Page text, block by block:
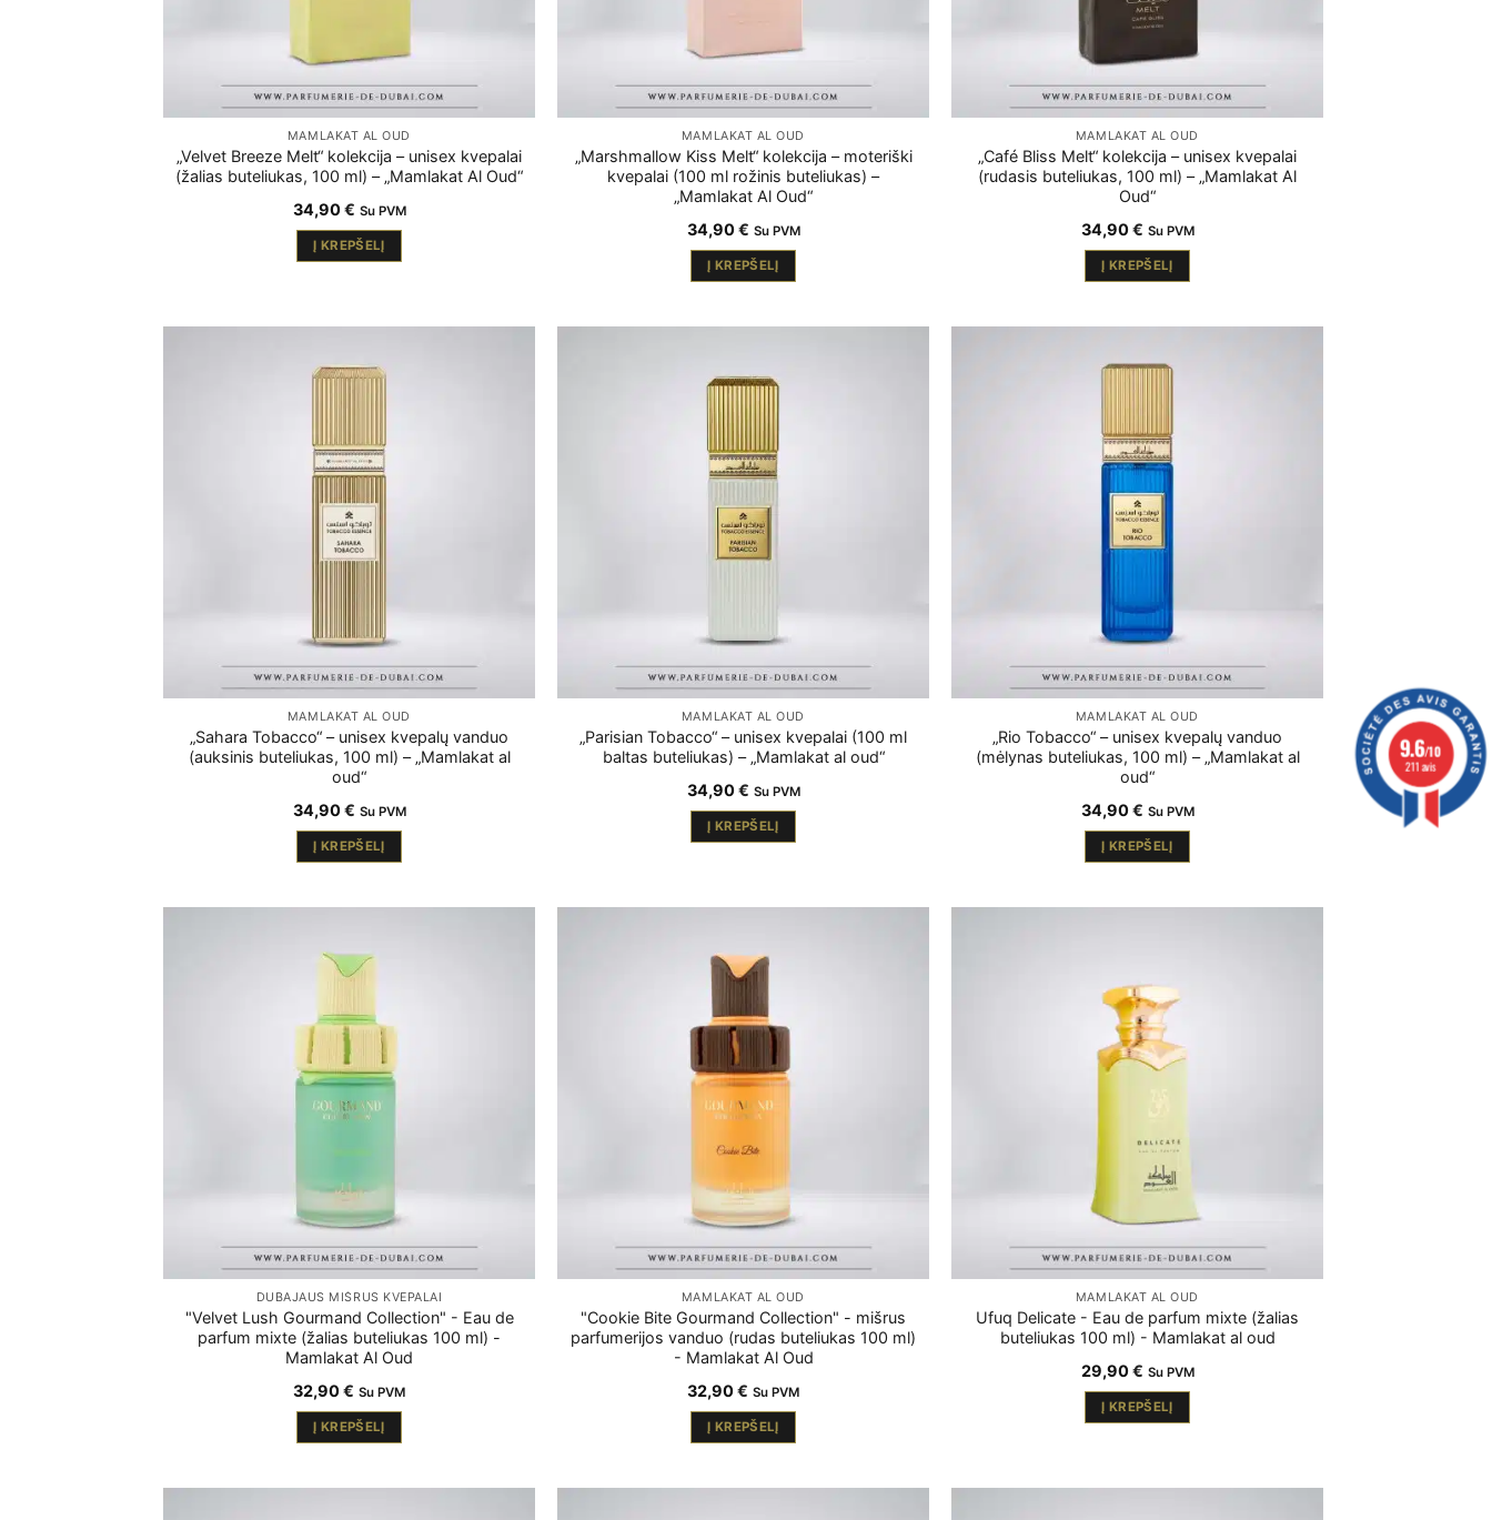
MAMLAKAT AL OUD
„Velvet Breeze Melt“ kolekcija – unisex kvepalai
(žalias buteliukas, 100 ml) – „Mamlakat Al Oud“
34,90€ Su PVM
Į KREPŠELĮ
MAMLAKAT AL OUD
„Marshmallow Kiss Melt“ kolekcija – moteriški
kvepalai (100 ml rožinis buteliukas) –
„Mamlakat Al Oud“
34,90€ Su PVM
Į KREPŠELĮ
MAMLAKAT AL OUD
„Café Bliss Melt“ kolekcija – unisex kvepalai
(rudasis buteliukas, 100 ml) – „Mamlakat Al
Oud“
34,90€ Su PVM
Į KREPŠELĮ
MAMLAKAT AL OUD
„Sahara Tobacco“ – unisex kvepalų vanduo
(auksinis buteliukas, 100 ml) – „Mamlakat al
oud“
34,90€ Su PVM
Į KREPŠELĮ
MAMLAKAT AL OUD
„Parisian Tobacco“ – unisex kvepalai (100 ml
baltas buteliukas) – „Mamlakat al oud“
34,90€ Su PVM
Į KREPŠELĮ
MAMLAKAT AL OUD
„Rio Tobacco“ – unisex kvepalų vanduo
(mėlynas buteliukas, 100 ml) – „Mamlakat al
oud“
34,90€ Su PVM
Į KREPŠELĮ
DUBAJAUS MIŠRŪS KVEPALAI
"Velvet Lush Gourmand Collection" - Eau de
parfum mixte (žalias buteliukas 100 ml) -
Mamlakat Al Oud
32,90€ Su PVM
Į KREPŠELĮ
MAMLAKAT AL OUD
"Cookie Bite Gourmand Collection" - mišrus
parfumerijos vanduo (rudas buteliukas 100 ml)
- Mamlakat Al Oud
32,90€ Su PVM
Į KREPŠELĮ
MAMLAKAT AL OUD
Ufuq Delicate - Eau de parfum mixte (žalias
buteliukas 100 ml) - Mamlakat al oud
29,90€ Su PVM
Į KREPŠELĮ
9.6/10
211 avis